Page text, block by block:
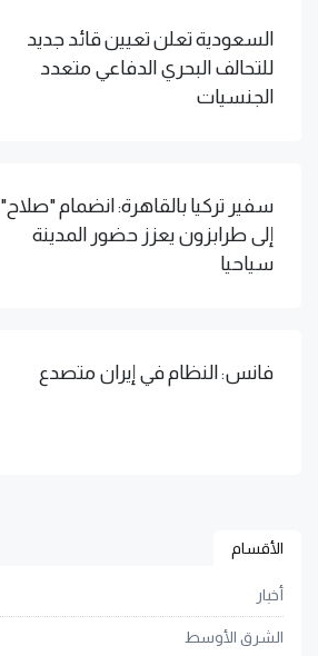
السعودية تعلن تعيين قائد جديد
للتحالف البحري الدفاعي متعدد
الجنسيات
سفير تركيا بالقاهرة: انضمام "صلاح"
إلى طرابزون يعزز حضور المدينة
سياحيا
فانس: النظام في إيران متصدع
الأقسام
أخبار
الشرق الأوسط